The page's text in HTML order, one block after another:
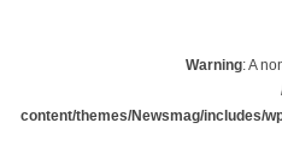
Warning: A
content/themes/Newsmag/includes/